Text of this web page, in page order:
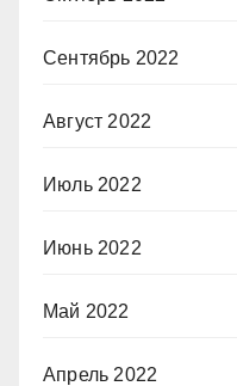
Сентябрь 2022
Август 2022
Июль 2022
Июнь 2022
Май 2022
Апрель 2022